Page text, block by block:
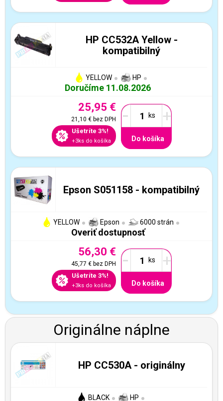
HP CC532A Yellow -
kompatibilný
YELLOW HP
Doručíme 11.08.2026
25,95 €
21,10 €bez DPH
Ušetríte 3%!
+3ks do košíka
- +
Do košíka
Epson S051158 - kompatibilný
YELLOW Epson 6000 strán
Overiť dostupnosť
56,30 €
45,77 €bez DPH
Ušetríte 3%!
+3ks do košíka
- +
Do košíka
Originálne náplne
HP CC530A - originálny
BLACK HP